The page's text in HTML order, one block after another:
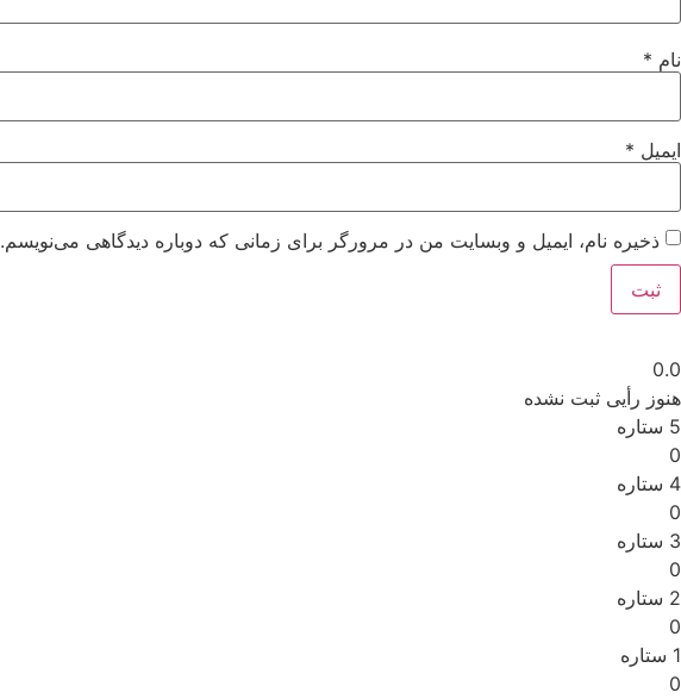
نام *
ایمیل *
ذخیره نام، ایمیل و وبسایت من در مرورگر برای زمانی که دوباره دیدگاهی می‌نویسم.
0.0
هنوز رأیی ثبت نشده
5 ستاره
0
4 ستاره
0
3 ستاره
0
2 ستاره
0
1 ستاره
0